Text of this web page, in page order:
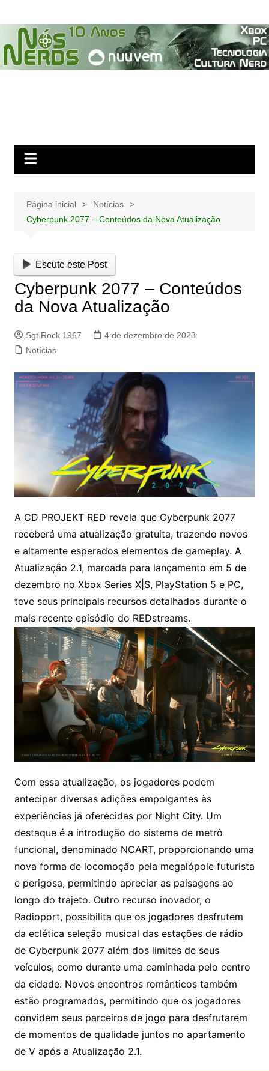
para
conteúdo
Página inicial
Notícias
Cyberpunk 2077 – Conteúdos da Nova Atualização
Escute este Post
Cyberpunk 2077 – Conteúdos
da Nova Atualização
Sgt Rock 1967
4 de dezembro de 2023
Notícias
A CD PROJEKT RED revela que Cyberpunk 2077
receberá uma atualização gratuita, trazendo novos
e altamente esperados elementos de gameplay. A
Atualização 2.1, marcada para lançamento em 5 de
dezembro no Xbox Series X|S, PlayStation 5 e PC,
teve seus principais recursos detalhados durante o
mais recente episódio do REDstreams.
Com essa atualização, os jogadores podem
antecipar diversas adições empolgantes às
experiências já oferecidas por Night City. Um
destaque é a introdução do sistema de metrô
funcional, denominado NCART, proporcionando uma
nova forma de locomoção pela megalópole futurista
e perigosa, permitindo apreciar as paisagens ao
longo do trajeto. Outro recurso inovador, o
Radioport, possibilita que os jogadores desfrutem
da eclética seleção musical das estações de rádio
de Cyberpunk 2077 além dos limites de seus
veículos, como durante uma caminhada pelo centro
da cidade. Novos encontros românticos também
estão programados, permitindo que os jogadores
convidem seus parceiros de jogo para desfrutarem
de momentos de qualidade juntos no apartamento
de V após a Atualização 2.1.